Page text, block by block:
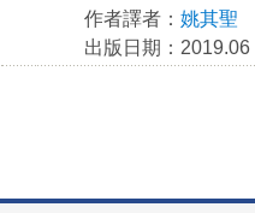
作者譯者： 姚其聖
出版日期：2019.06